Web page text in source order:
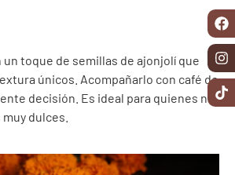
toque de semillas de ajonjolí que
únicos. Acompañarlo con café de
decisión. Es ideal para quienes no
dulces.